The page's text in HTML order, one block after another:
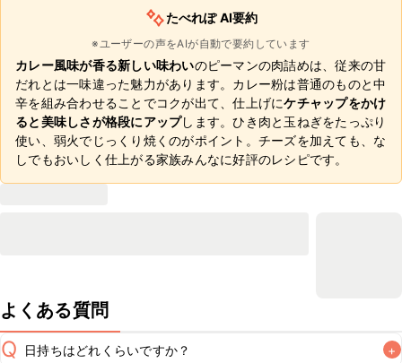
たべれぽ AI要約
※ユーザーの声をAIが自動で要約しています
カレー風味が香る新しい味わいのピーマンの肉詰めは、従来の甘
だれとは一味違った魅力があります。カレー粉は普通のものと中
辛を組み合わせることでコクが出て、仕上げにケチャップをかけ
ると美味しさが格段にアップします。ひき肉と玉ねぎをたっぷり
使い、弱火でじっくり焼くのがポイント。チーズを加えても、な
しでもおいしく仕上がる家族みんなに好評のレシピです。
よくある質問
Q 日持ちはどれくらいですか？ +